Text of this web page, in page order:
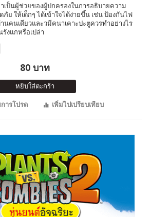
เป็นผู้ช่วยของผู้ปกครองในการอธิบายความ
ย ให้เด็กๆ ได้เข้าใจได้ง่ายขึ้น เช่น ป้องกันไฟ
นคนเดียวและวมีคนาเคาะปะตูควรทำอย่างไร
รังแกหรือเปล่า
80 บาท
หยิบใส่ตะกร้า
ารโปรด
เพิ่มไปเปรียบเทียบ